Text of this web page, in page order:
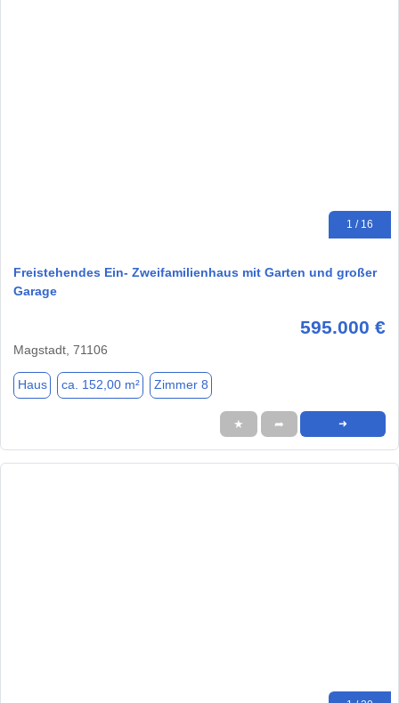
1 / 16
Freistehendes Ein- Zweifamilienhaus mit Garten und großer
Garage
595.000 €
Magstadt, 71106
Haus ca. 152,00 m² Zimmer 8
★ ➦ ➜